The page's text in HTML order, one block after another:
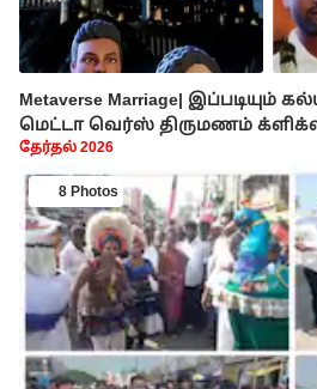
Metaverse Marriage|
மெட்டா வெர்ஸ் திருமணம்
தேர்தல் 2026
8 Photos